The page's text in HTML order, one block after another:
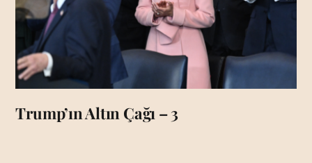
Trump’ın Altın Çağı – 3